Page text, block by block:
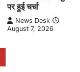
पर हुई चर्चा
News Desk
August 7, 2026